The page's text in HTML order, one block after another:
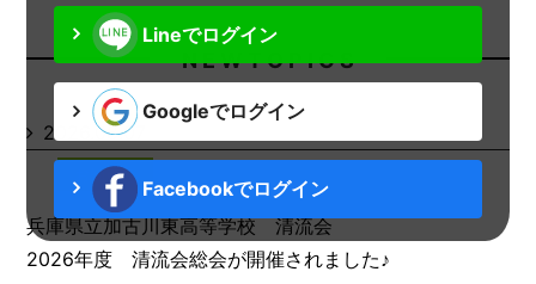
Lineでログイン
Googleでログイン
Facebookでログイン
N E W T O P I C S
2026.08.07
お知らせ
兵庫県立加古川東高等学校 清流会
2026年度 清流会総会が開催されました♪